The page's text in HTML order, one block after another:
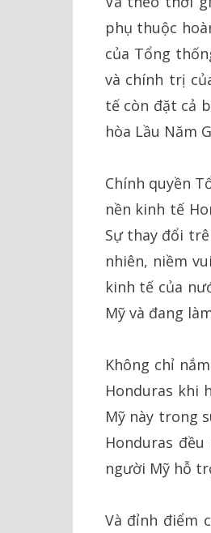
phụ thuộc
của Tổng
và chính trị
tế còn đặt cả
hòa Lầu Năm
Chính quyền
nền kinh tế
Sự thay đổi
nhiên, niềm
kinh tế của
Mỹ và đang
Không chỉ
Honduras khi
Mỹ này trong
Honduras
người Mỹ hỗ
Và đỉnh điểm